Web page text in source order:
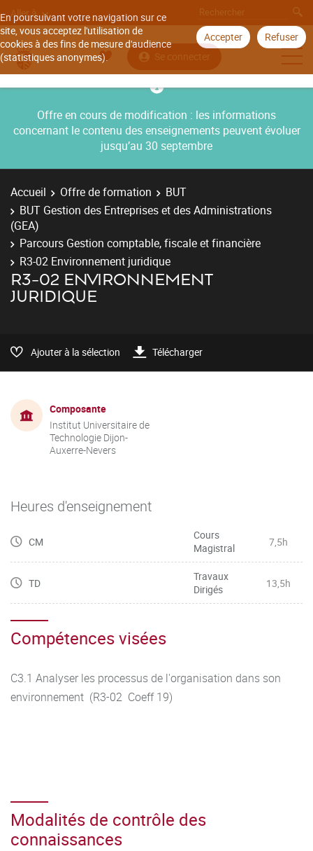
En poursuivant votre navigation sur ce
site, vous acceptez l'utilisation de
cookies à des fins de mesure d'audience
(statistiques anonymes).
Accepter Refuser
Aller à
Se connecter
Offre en cours de modification : les informations
concernant le contenu des enseignements peuvent évoluer
jusqu’au 30 septembre
Accueil Offre de formation
BUT
BUT Gestion des Entreprises et des Administrations
(GEA)
Parcours Gestion comptable, fiscale et financière
R3-02 Environnement juridique
R3-02 ENVIRONNEMENT
JURIDIQUE
Ajouter à la sélection Télécharger
Composante
Institut Universitaire de
Technologie Dijon-
Auxerre-Nevers
Heures d'enseignement
CM
Cours
Magistral
7,5h
TD
Travaux
Dirigés
13,5h
Compétences visées
C3.1 Analyser les processus de l'organisation dans son
environnement (R3-02 Coeff 19)
Modalités de contrôle des
connaissances